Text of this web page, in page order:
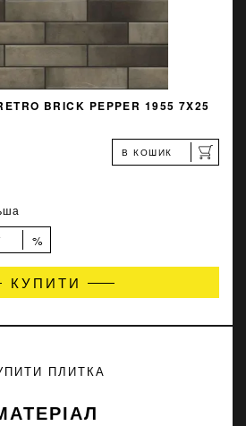
BRICK PEPPER 1955 7X25
В КОШИК
%
КУПИТИ
ПЛИТКА